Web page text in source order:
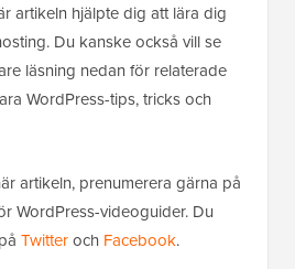
artikeln hjälpte dig att lära dig
Du kanske också vill se
läsning nedan för relaterade
WordPress-tips, tricks och
artikeln, prenumerera gärna på
WordPress-videoguider. Du
Twitteroch Facebook.